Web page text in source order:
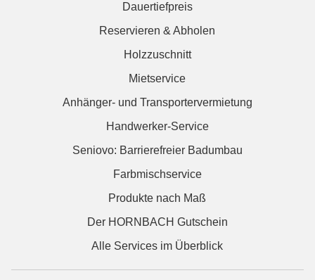
Dauertiefpreis
Reservieren & Abholen
Holzzuschnitt
Mietservice
Anhänger- und Transportervermietung
Handwerker-Service
Seniovo: Barrierefreier Badumbau
Farbmischservice
Produkte nach Maß
Der HORNBACH Gutschein
Alle Services im Überblick